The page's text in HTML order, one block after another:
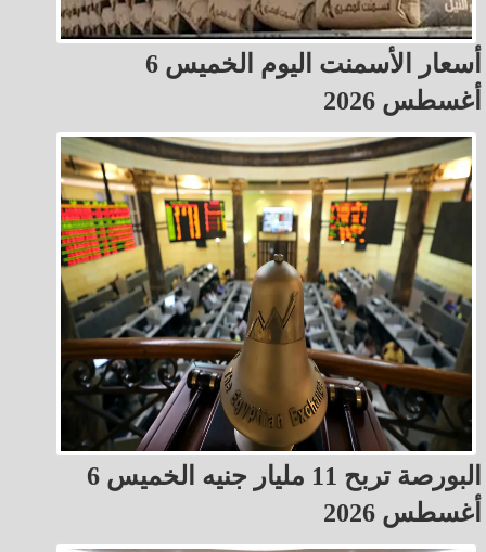
أسعار الأسمنت اليوم الخميس 6
أغسطس 2026
البورصة تربح 11 مليار جنيه الخميس 6
أغسطس 2026